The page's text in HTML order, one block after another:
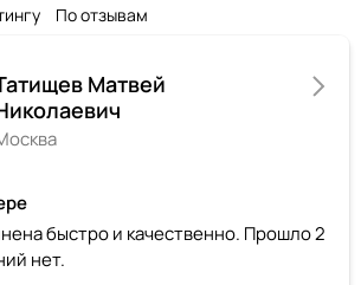
По отзывам
Матвей
быстро и качественно. Прошло 2
нет.